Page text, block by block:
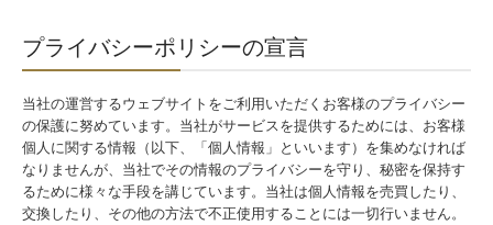
募集職種
Contact｜お問合せ
Privacy Policy｜プライバシーポリシー
HAIR DOUZE
プライバシーポリシーの宣言
当社の運営するウェブサイトをご利用いただくお客様のプライバシー
の保護に努めています。当社がサービスを提供するためには、お客様
個人に関する情報（以下、「個人情報」といいます）を集めなければ
なりませんが、当社でその情報のプライバシーを守り、秘密を保持す
るために様々な手段を講じています。当社は個人情報を売買したり、
交換したり、その他の方法で不正使用することには一切行いません。